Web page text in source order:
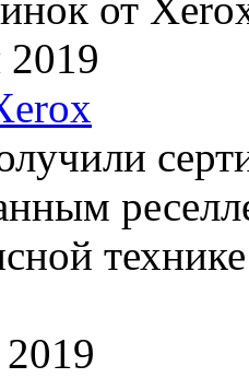
2019
2019